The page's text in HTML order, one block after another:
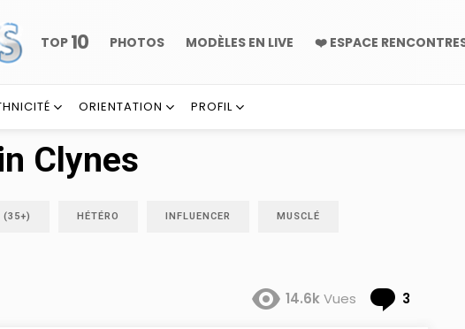
TOP 10 PHOTOS MODÈLES EN LIVE ❤️ ESPACE
ORIENTATION PROFIL
Clynes
(35+) HÉTÉRO INFLUENCER MUSCLÉ
14.6kVues 3